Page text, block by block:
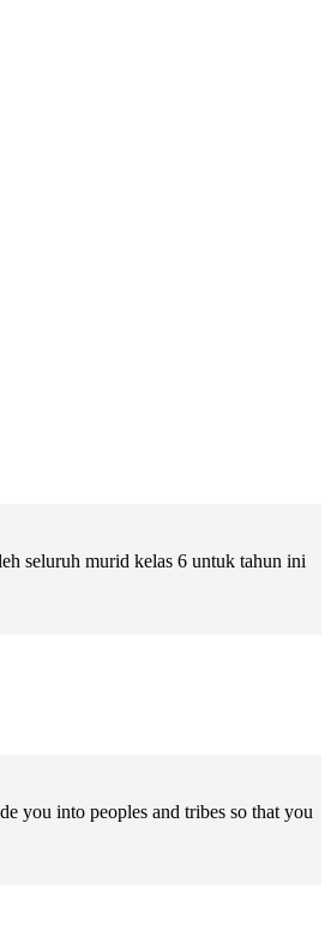
seluruh murid kelas 6 untuk tahun ini
you into peoples and tribes so that you